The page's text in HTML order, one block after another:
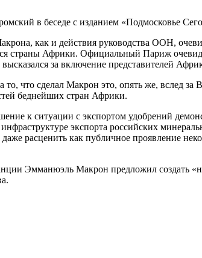
в беседе с изданием «Подмосковье
как и действия руководства ООН,
страны Африки. Официальный Париж
за включение представителей
то, что сделал Макрон это, опять же, вслед
беднейших стран Африки.
к ситуации с экспортом удобрений
экспорта российских
расценить как публичное проявление
Эмманюэль Макрон предложил создать